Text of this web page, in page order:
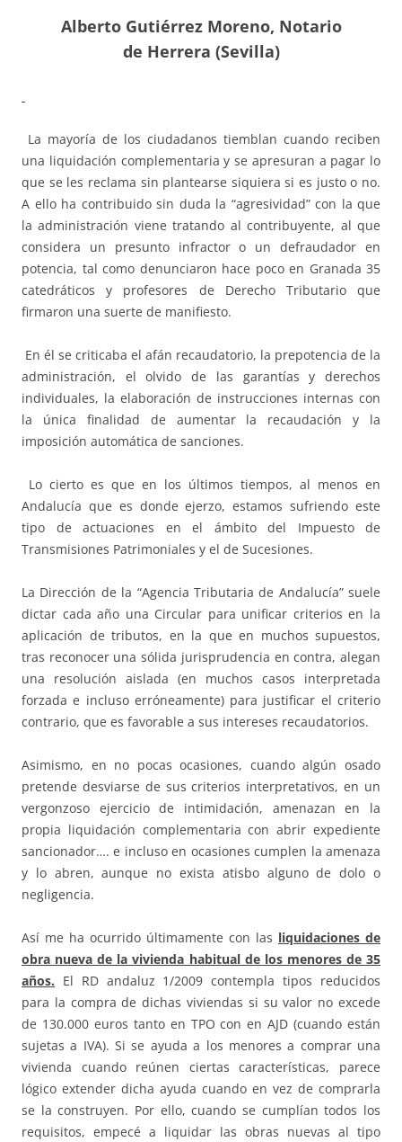
Alberto Gutiérrez Moreno, Notario
de Herrera (Sevilla)
La mayoría de los ciudadanos tiemblan cuando reciben
una liquidación complementaria y se apresuran a pagar lo
que se les reclama sin plantearse siquiera si es justo o no.
A ello ha contribuido sin duda la “agresividad” con la que
la administración viene tratando al contribuyente, al que
considera un presunto infractor o un defraudador en
potencia, tal como denunciaron hace poco en Granada 35
catedráticos y profesores de Derecho Tributario que
firmaron una suerte de manifiesto.
En él se criticaba el afán recaudatorio, la prepotencia de la
administración, el olvido de las garantías y derechos
individuales, la elaboración de instrucciones internas con
la única finalidad de aumentar la recaudación y la
imposición automática de sanciones.
Lo cierto es que en los últimos tiempos, al menos en
Andalucía que es donde ejerzo, estamos sufriendo este
tipo de actuaciones en el ámbito del Impuesto de
Transmisiones Patrimoniales y el de Sucesiones.
La Dirección de la “Agencia Tributaria de Andalucía” suele
dictar cada año una Circular para unificar criterios en la
aplicación de tributos, en la que en muchos supuestos,
tras reconocer una sólida jurisprudencia en contra, alegan
una resolución aislada (en muchos casos interpretada
forzada e incluso erróneamente) para justificar el criterio
contrario, que es favorable a sus intereses recaudatorios.
Asimismo, en no pocas ocasiones, cuando algún osado
pretende desviarse de sus criterios interpretativos, en un
vergonzoso ejercicio de intimidación, amenazan en la
propia liquidación complementaria con abrir expediente
sancionador…. e incluso en ocasiones cumplen la amenaza
y lo abren, aunque no exista atisbo alguno de dolo o
negligencia.
Así me ha ocurrido últimamente con las liquidaciones de
obra nueva de la vivienda habitual de los menores de 35
años. El RD andaluz 1/2009 contempla tipos reducidos
para la compra de dichas viviendas si su valor no excede
de 130.000 euros tanto en TPO con en AJD (cuando están
sujetas a IVA). Si se ayuda a los menores a comprar una
vivienda cuando reúnen ciertas características, parece
lógico extender dicha ayuda cuando en vez de comprarla
se la construyen. Por ello, cuando se cumplían todos los
requisitos, empecé a liquidar las obras nuevas al tipo